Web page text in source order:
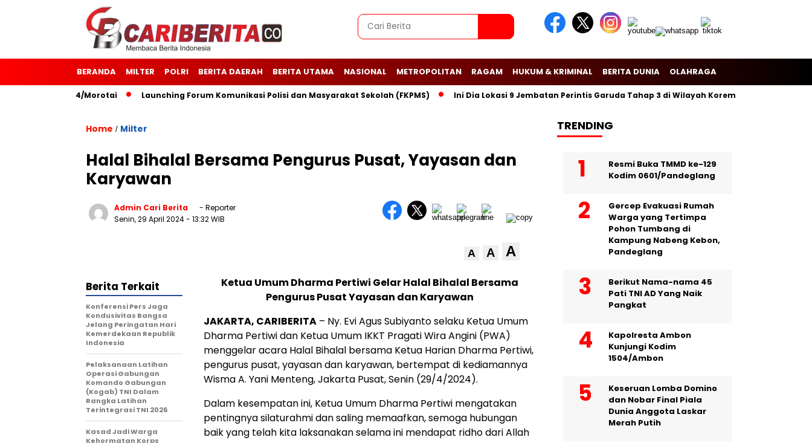
BERANDA MILTER POLRI BERITA DAERAH BERITA UTAMA NASIONAL METROPOLITAN RAGAM HUKUM & KRIMINAL BERITA DUNIA OLAHRAGA
Kodim 1514/Morotai Launching Forum Komunikasi Polisi dan Masyarakat Sekolah (FKPMS) Ini Dia Lokasi 9 Jembatan Perintis Garuda Tahap 3 di Wilayah Korem 081/Dsj
Home / Milter
Halal Bihalal Bersama Pengurus Pusat, Yayasan dan
Karyawan
Admin Cari Berita
- Reporter
Senin, 29 April 2024- 13:32 WIB
A A A
Ketua Umum Dharma Pertiwi Gelar Halal Bihalal Bersama
Pengurus Pusat Yayasan dan Karyawan
JAKARTA, CARIBERITA – Ny. Evi Agus Subiyanto selaku Ketua Umum
Dharma Pertiwi dan Ketua Umum IKKT Pragati Wira Angini (PWA)
menggelar acara Halal Bihalal bersama Ketua Harian Dharma Pertiwi,
pengurus pusat, yayasan dan karyawan, bertempat di kediamannya
Wisma A. Yani Menteng, Jakarta Pusat, Senin (29/4/2024).
Dalam kesempatan ini, Ketua Umum Dharma Pertiwi mengatakan
pentingnya silaturahmi dan saling memaafkan, semoga hubungan
baik yang telah kita laksanakan selama ini mendapat ridho dari Allah
Berita Terkait
Konferensi Pers Jaga
Kondusivitas Bangsa
Jelang Peringatan Hari
Kemerdekaan Republik
Indonesia
Pelaksanaan Latihan
Operasi Gabungan
Komando Gabungan
(Kogab) TNI Dalam
Rangka Latihan
Terintegrasi TNI 2026
Kasad Jadi Warga
Kehormatan Korps
TRENDING
Resmi Buka TMMD ke-129
Kodim 0601/Pandeglang
Gercep Evakuasi Rumah
Warga yang Tertimpa
Pohon Tumbang di
Kampung Nabeng Kebon,
Pandeglang
Berikut Nama-nama 45
Pati TNI AD Yang Naik
Pangkat
Kapolresta Ambon
Kunjungi Kodim
1504/Ambon
Keseruan Lomba Domino
dan Nobar Final Piala
Dunia Anggota Laskar
Merah Putih